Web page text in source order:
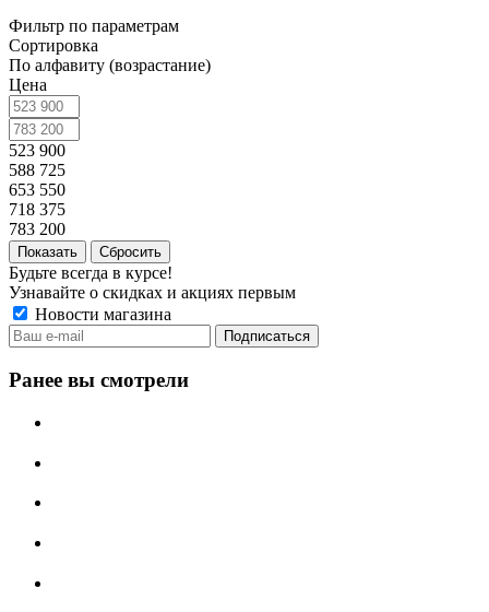
Фильтр по параметрам
Сортировка
По алфавиту (возрастание)
Цена
523 900
588 725
653 550
718 375
783 200
Сбросить
Будьте всегда в курсе!
Узнавайте о скидках и акциях первым
Новости магазина
Ранее вы смотрели